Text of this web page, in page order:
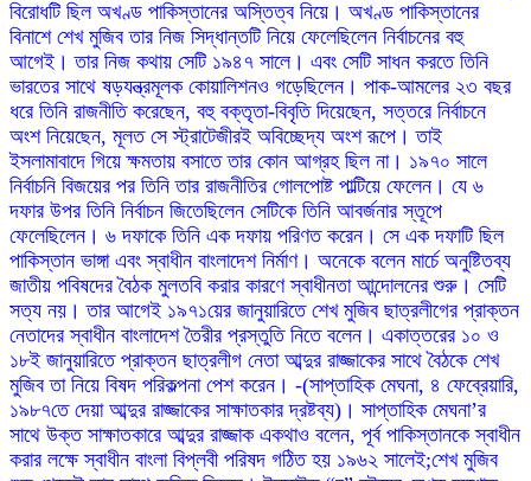
বিরোধটি ছিল অখণ্ড পাকিস্তানের অস্তিত্ব নিয়ে। অখণ্ড পাকিস্তানের
বিনাশে শেখ মুজিব তার নিজ সিদ্ধান্তটি নিয়ে ফেলেছিলেন নির্বাচনের বহু
আগেই। তার নিজ কথায় সেটি ১৯৪৭ সালে। এবং সেটি সাধন করতে তিনি
ভারতের সাথে ষড়যন্ত্রমূলক কোয়ালিশনও গড়েছিলেন। পাক-আমলের ২৩ বছর
ধরে তিনি রাজনীতি করেছেন, বহু বক্তৃতা-বিবৃতি দিয়েছেন, সত্তরে নির্বাচনে
অংশ নিয়েছেন, মূলত সে স্ট্রাটেজীরই অবিচ্ছেদ্য অংশ রূপে। তাই
ইসলামাবাদে গিয়ে ক্ষমতায় বসাতে তার কোন আগ্রহ ছিল না। ১৯৭০ সালে
নির্বাচনি বিজয়ের পর তিনি তার রাজনীতির গোলপোষ্ট পাল্টিয়ে ফেলেন। যে ৬
দফার উপর তিনি নির্বাচন জিতেছিলেন সেটিকে তিনি আবর্জনার স্তূপে
ফেলেছিলেন। ৬ দফাকে তিনি এক দফায় পরিণত করেন। সে এক দফাটি ছিল
পাকিস্তান ভাঙ্গা এবং স্বাধীন বাংলাদেশ নির্মাণ। অনেকে বলেন মার্চে অনুষ্টিতব্য
জাতীয় পবিষদের বৈঠক মুলতবি করার কারণে স্বাধীনতা আন্দোলনের শুরু। সেটি
সত্য নয়। তার আগেই ১৯৭১য়ের জানুয়ারিতে শেখ মুজিব ছাত্রলীগের প্রাক্তন
নেতাদের স্বাধীন বাংলাদেশ তৈরীর প্রস্তুতি নিতে বলেন। একাত্তরের ১০ ও
১৮ই জানুয়ারিতে প্রাক্তন ছাত্রলীগ নেতা আব্দুর রাজ্জাকের সাথে বৈঠকে শেখ
মুজিব তা নিয়ে বিষদ পরিকল্পনা পেশ করেন। -(সাপ্তাহিক মেঘনা, ৪ ফেব্রেয়ারি,
১৯৮৭তে দেয়া আব্দুর রাজ্জাকের সাক্ষাতকার দ্রষ্টব্য)। সাপ্তাহিক মেঘনা’র
সাথে উক্ত সাক্ষাতকারে আব্দুর রাজ্জাক একথাও বলেন, পূর্ব পাকিস্তানকে স্বাধীন
করার লক্ষে স্বাধীন বাংলা বিপ্লবী পরিষদ গঠিত হয় ১৯৬২ সালেই;শেখ মুজিব